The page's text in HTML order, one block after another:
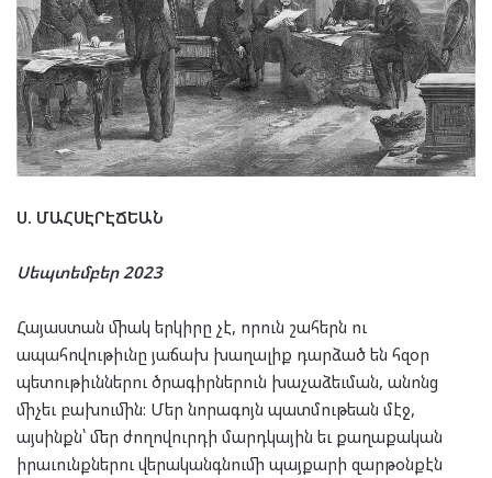
Ս. ՄԱՀՍԷՐԷՃԵԱՆ
Սեպտեմբեր 2023
Հայաստան միակ երկիրը չէ, որուն շահերն ու
ապահովութիւնը յաճախ խաղալիք դարձած են հզօր
պետութիւններու ծրագիրներուն խաչաձեւման, անոնց
միչեւ բախումին: Մեր նորագոյն պատմութեան մէջ,
այսինքն՝ մեր ժողովուրդի մարդկային եւ քաղաքական
իրաւունքներու վերականգնումի պայքարի զարթօնքէն